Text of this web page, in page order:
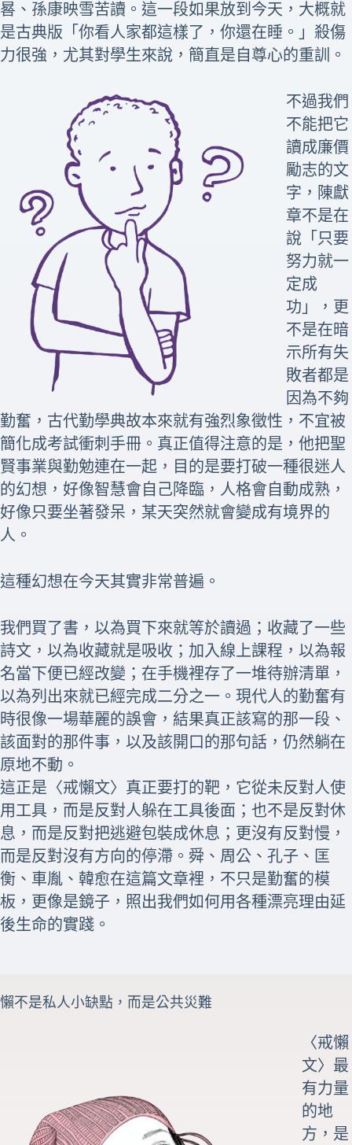
晷、孫康映雪苦讀。這一段如果放到今天，大概就
是古典版「你看人家都這樣了，你還在睡。」殺傷
力很強，尤其對學生來說，簡直是自尊心的重訓。
不過我們
不能把它
讀成廉價
勵志的文
字，陳獻
章不是在
說「只要
努力就一
定成
功」，更
不是在暗
示所有失
敗者都是
因為不夠
勤奮，古代勤學典故本來就有強烈象徵性，不宜被
簡化成考試衝刺手冊。真正值得注意的是，他把聖
賢事業與勤勉連在一起，目的是要打破一種很迷人
的幻想，好像智慧會自己降臨，人格會自動成熟，
好像只要坐著發呆，某天突然就會變成有境界的
人。
這種幻想在今天其實非常普遍。
我們買了書，以為買下來就等於讀過；收藏了一些
詩文，以為收藏就是吸收；加入線上課程，以為報
名當下便已經改變；在手機裡存了一堆待辦清單，
以為列出來就已經完成二分之一。現代人的勤奮有
時很像一場華麗的誤會，結果真正該寫的那一段、
該面對的那件事，以及該開口的那句話，仍然躺在
原地不動。
這正是〈戒懶文〉真正要打的靶，它從未反對人使
用工具，而是反對人躲在工具後面；也不是反對休
息，而是反對把逃避包裝成休息；更沒有反對慢，
而是反對沒有方向的停滯。舜、周公、孔子、匡
衡、車胤、韓愈在這篇文章裡，不只是勤奮的模
板，更像是鏡子，照出我們如何用各種漂亮理由延
後生命的實踐。
懶不是私人小缺點，而是公共災難
〈戒懶
文〉最
有力量
的地
方，是